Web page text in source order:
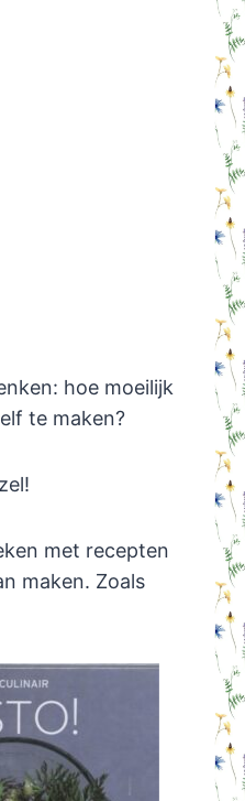
hoe moeilijk
te maken?
met recepten
maken. Zoals